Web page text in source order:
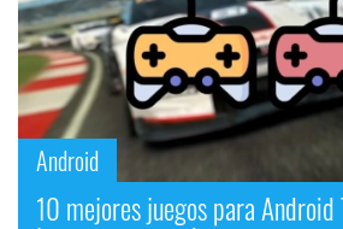
Android
10 mejores juegos para